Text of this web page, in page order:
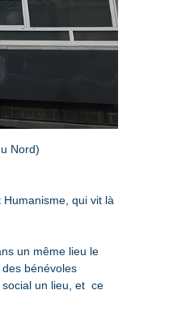
Nord)
qui vit là
un même lieu le
bénévoles
un lieu, et  ce